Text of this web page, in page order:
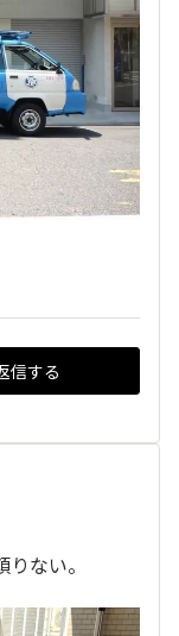
信する
ない。